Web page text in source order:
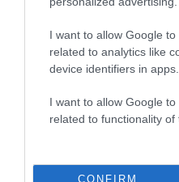
I want to allow Google
related to analytics like
device identifiers in apps.
I want to allow Google
related to functionality of
CONFIRM
Korábbi bejegyzések
HASONLÓ BEJEGYZÉSEK